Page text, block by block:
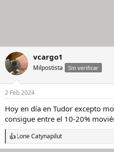
vcargo1
Milpostista Sin verificar
2 Feb 2024
Hoy en día en Tudor excepto
consigue entre el 10-20%
R
e
Lone Catynapilut